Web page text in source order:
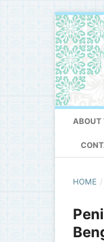
ABOUT
HOME /